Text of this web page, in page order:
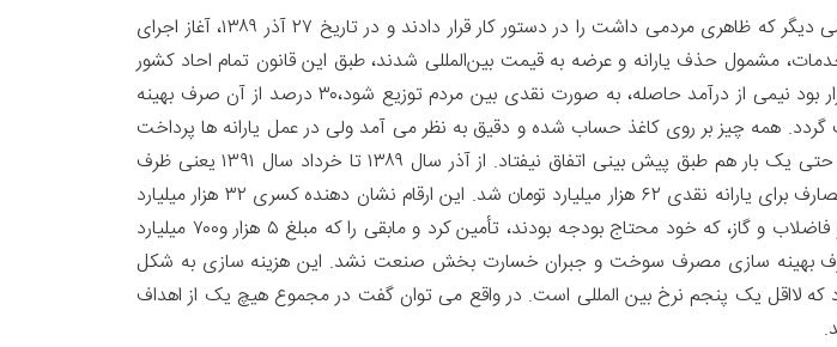
وقتی تثبیت قیمت کالاهای اساسی از تحمل دولت خارج شد، این بار یک طرح غیر علمی دیگر که ظاهری مردمی داشت را در دستور کار قرار دادند و در تاریخ ۲۷ آذر ۱۳۸۹، آغاز اجرای
خدمات، مشمول حذف یارانه و عرضه به قیمت بین‌المللی شدند، طبق این قانون تمام احاد کشور
اعم از فقیر و غنی و نیازمند و بی نیاز، مشمول دریافت یارانه نقدی ماهیانه گردیدند. قرار بود نیمی از درآمد حاصله، به صورت نقدی بین مردم توزیع شود،۳۰ درصد از آن صرف بهینه
پرداخت گردد. همه چیز بر روی کاغذ حساب شده و دقیق به نظر می آمد ولی در عمل یارانه ها پرداخت
شد، اما جمع آوری مابه التفاوت یارانه ها و تحویل آن به دولت کاری شد کارستان که حتی یک بار هم طبق پیش بینی اتفاق نیفتاد. از آذر سال ۱۳۸۹ تا خرداد سال ۱۳۹۱ یعنی ظرف
یکسال و نیم، میزان درآمد حاصل از هدفمندی یارانه‌ها ۳۰ هزار میلیارد تومان و میزان مصارف برای یارانه نقدی ۶۲ هزار میلیارد تومان شد. این ارقام نشان دهنده کسری ۳۲ هزار میلیارد
تومانی است. در نتیجه دولت بخش زیادی از پرداخت‌های یارانه را از شرکت‌های آب و فاضلاب و گاز، که خود محتاج بودجه بودند، تأمین کرد و مابقی را که مبلغ ۵ هزار و۷۰۰ میلیارد
صرف بهینه سازی مصرف سوخت و جبران خسارت بخش صنعت نشد. این هزینه سازی به شکل
و بنزین هم همچنان به قیمت ۱۰۰۰ تومان عرضه می شود که لااقل یک پنجم نرخ بین المللی است. در واقع می توان گفت در مجموع هیچ یک از اهداف